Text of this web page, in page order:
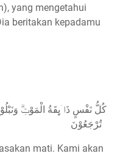
yang mengetahui
beritakan kepadamu
كُلُّ نَفْسٍ ذَاۤىِٕقَةُ الْمَوْتِۗ
تُرْجَعُوْنَ
mati. Kami akan